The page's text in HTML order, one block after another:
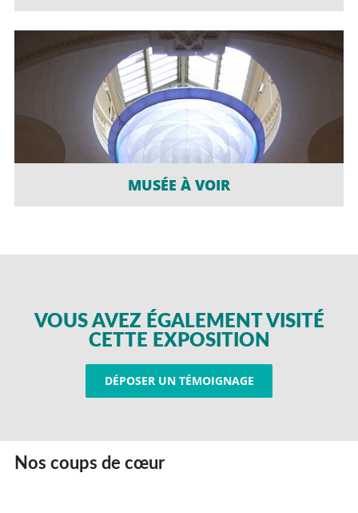
MUSÉE À VOIR
VOUS AVEZ ÉGALEMENT VISITÉ
CETTE EXPOSITION
DÉPOSER UN TÉMOIGNAGE
Nos coups de cœur